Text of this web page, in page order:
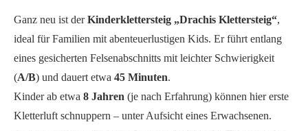
Ganz neu ist derKinderklettersteig „Drachis Klettersteig“,
ideal für Familien mit abenteuerlustigen Kids. Er führt entlang
eines gesicherten Felsenabschnitts mit leichter Schwierigkeit
(A/B) und dauert etwa 45 Minuten.
Kinder ab etwa 8 Jahren (je nach Erfahrung) können hier erste
Kletterluft schnuppern – unter Aufsicht eines Erwachsenen.